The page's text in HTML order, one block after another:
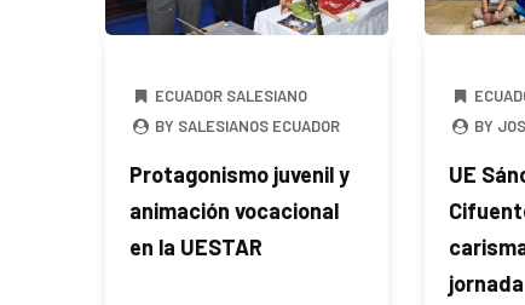
ECUADOR SALESIANO
BY SALESIANOS ECUADOR
Protagonismo juvenil y
animación vocacional
en la UESTAR
BY
UE